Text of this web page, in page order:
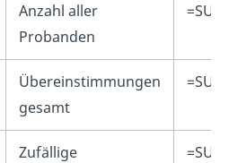
Anzahl aller
Probanden
Übereinstimmungen
gesamt
Zufällige